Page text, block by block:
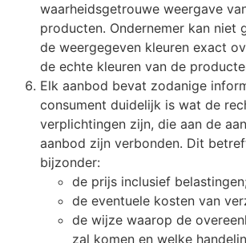
waarheidsgetrouwe weergave
producten. Ondernemer kan niet
de weergegeven kleuren exact
de echte kleuren van de
Elk aanbod bevat zodanige
consument duidelijk is wat de
verplichtingen zijn, die aan de
aanbod zijn verbonden. Dit
bijzonder:
de prijs inclusief
de eventuele kosten van
de wijze waarop de
zal komen en welke